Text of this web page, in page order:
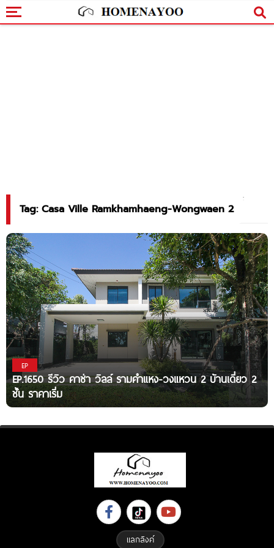
Tag: Casa Ville Ramkhamhaeng-Wongwaen 2
EP
EP.1650 รีวิว คาซ่า วิลล์ รามคำแหง-วงแหวน 2 บ้านเดี่ยว 2
ชั้น ราคาเริ่ม
แลกลิงค์